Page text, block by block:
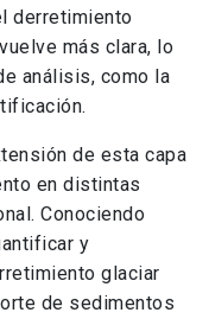
derretimiento
más clara, lo
análisis, como la
de esta capa
en distintas
Conociendo
y
glaciar
de sedimentos